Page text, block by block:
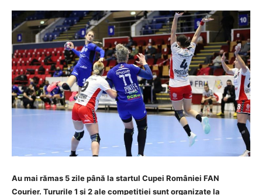
Au mai rămas 5 zile până la startul Cupei României FAN
Courier. Tururile 1 și 2 ale competiției sunt organizate la